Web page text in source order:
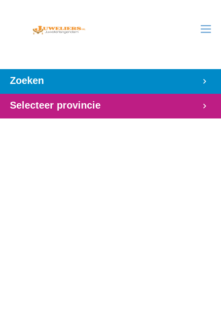
Zoeken
Selecteer provincie